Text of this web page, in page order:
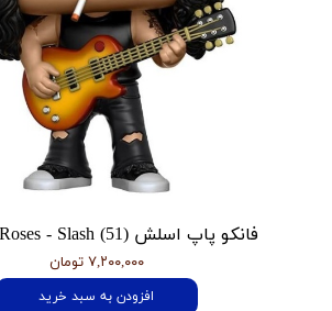
فانکو پاپ اسلش Guns 'N Roses - Slash (51)
۷,۲۰۰,۰۰۰ تومان
افزودن به سبد خرید